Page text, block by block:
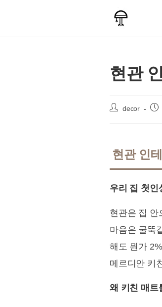
현관
Postdecor
Post
현관 인
우리 집 첫인
현관은 집 안
마음은 굴뚝
해도 뭔가
메르디안 키
왜 키친 매트